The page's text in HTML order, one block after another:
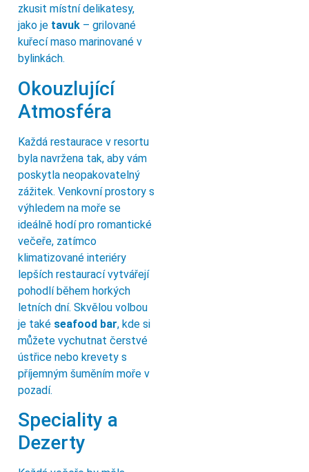
zkusit místní delikatesy,
jako je tavuk – grilované
kuřecí maso marinované v
bylinkách.
Okouzlující
Atmosféra
Každá restaurace v resortu
byla navržena tak, aby vám
poskytla neopakovatelný
zážitek. Venkovní prostory s
výhledem na moře se
ideálně hodí pro romantické
večeře, zatímco
klimatizované interiéry
lepších restaurací vytvářejí
pohodlí během horkých
letních dní. Skvělou volbou
je také seafood bar, kde si
můžete vychutnat čerstvé
ústřice nebo krevety s
příjemným šuměním moře v
pozadí.
Speciality a
Dezerty